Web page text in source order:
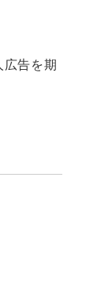
告を期